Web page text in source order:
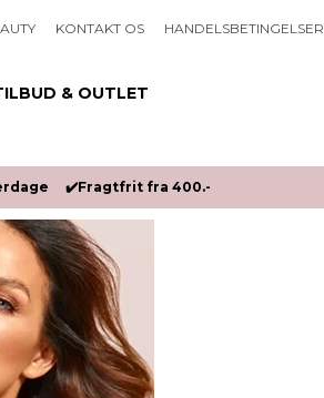
KONTAKT OS HANDELSBETINGELSER
& OUTLET
✔️Fragtfrit fra 400.-